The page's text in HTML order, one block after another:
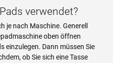
verwendet?
je nach Maschine. Generell
oben öffnen
einzulegen. Dann müssen Sie
ob Sie sich eine Tasse